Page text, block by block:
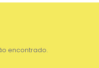
encontrado.